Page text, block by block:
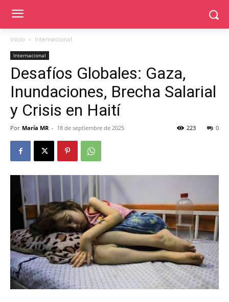
Inicio Internacional
Internacional
Desafíos Globales: Gaza,
Inundaciones, Brecha Salarial
y Crisis en Haití
Por María MR - 18 de septiembre de 2025 0
223